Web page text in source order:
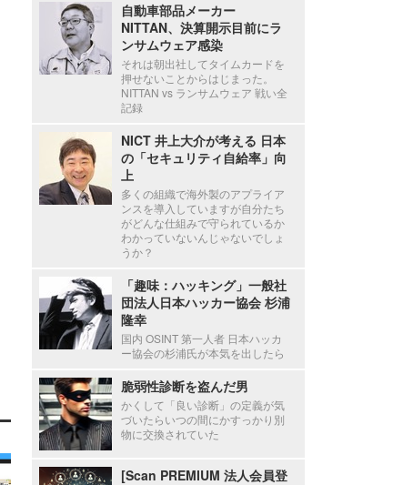
自動車部品メーカー
NITTAN、決算開示目前にラ
ンサムウェア感染
それは朝出社してタイムカードを
押せないことからはじまった。
NITTAN vs ランサムウェア 戦い全
記録
NICT 井上大介が考える 日本
の「セキュリティ自給率」向
上
多くの組織で海外製のアプライア
ンスを導入していますが自分たち
がどんな仕組みで守られているか
わかっていないんじゃないでしょ
うか？
「趣味：ハッキング」一般社
団法人日本ハッカー協会 杉浦
隆幸
国内 OSINT 第一人者 日本ハッカ
ー協会の杉浦氏が本気を出したら
脆弱性診断を盗んだ男
かくして「良い診断」の定義が気
づいたらいつの間にかすっかり別
物に交換されていた
[Scan PREMIUM 法人会員登